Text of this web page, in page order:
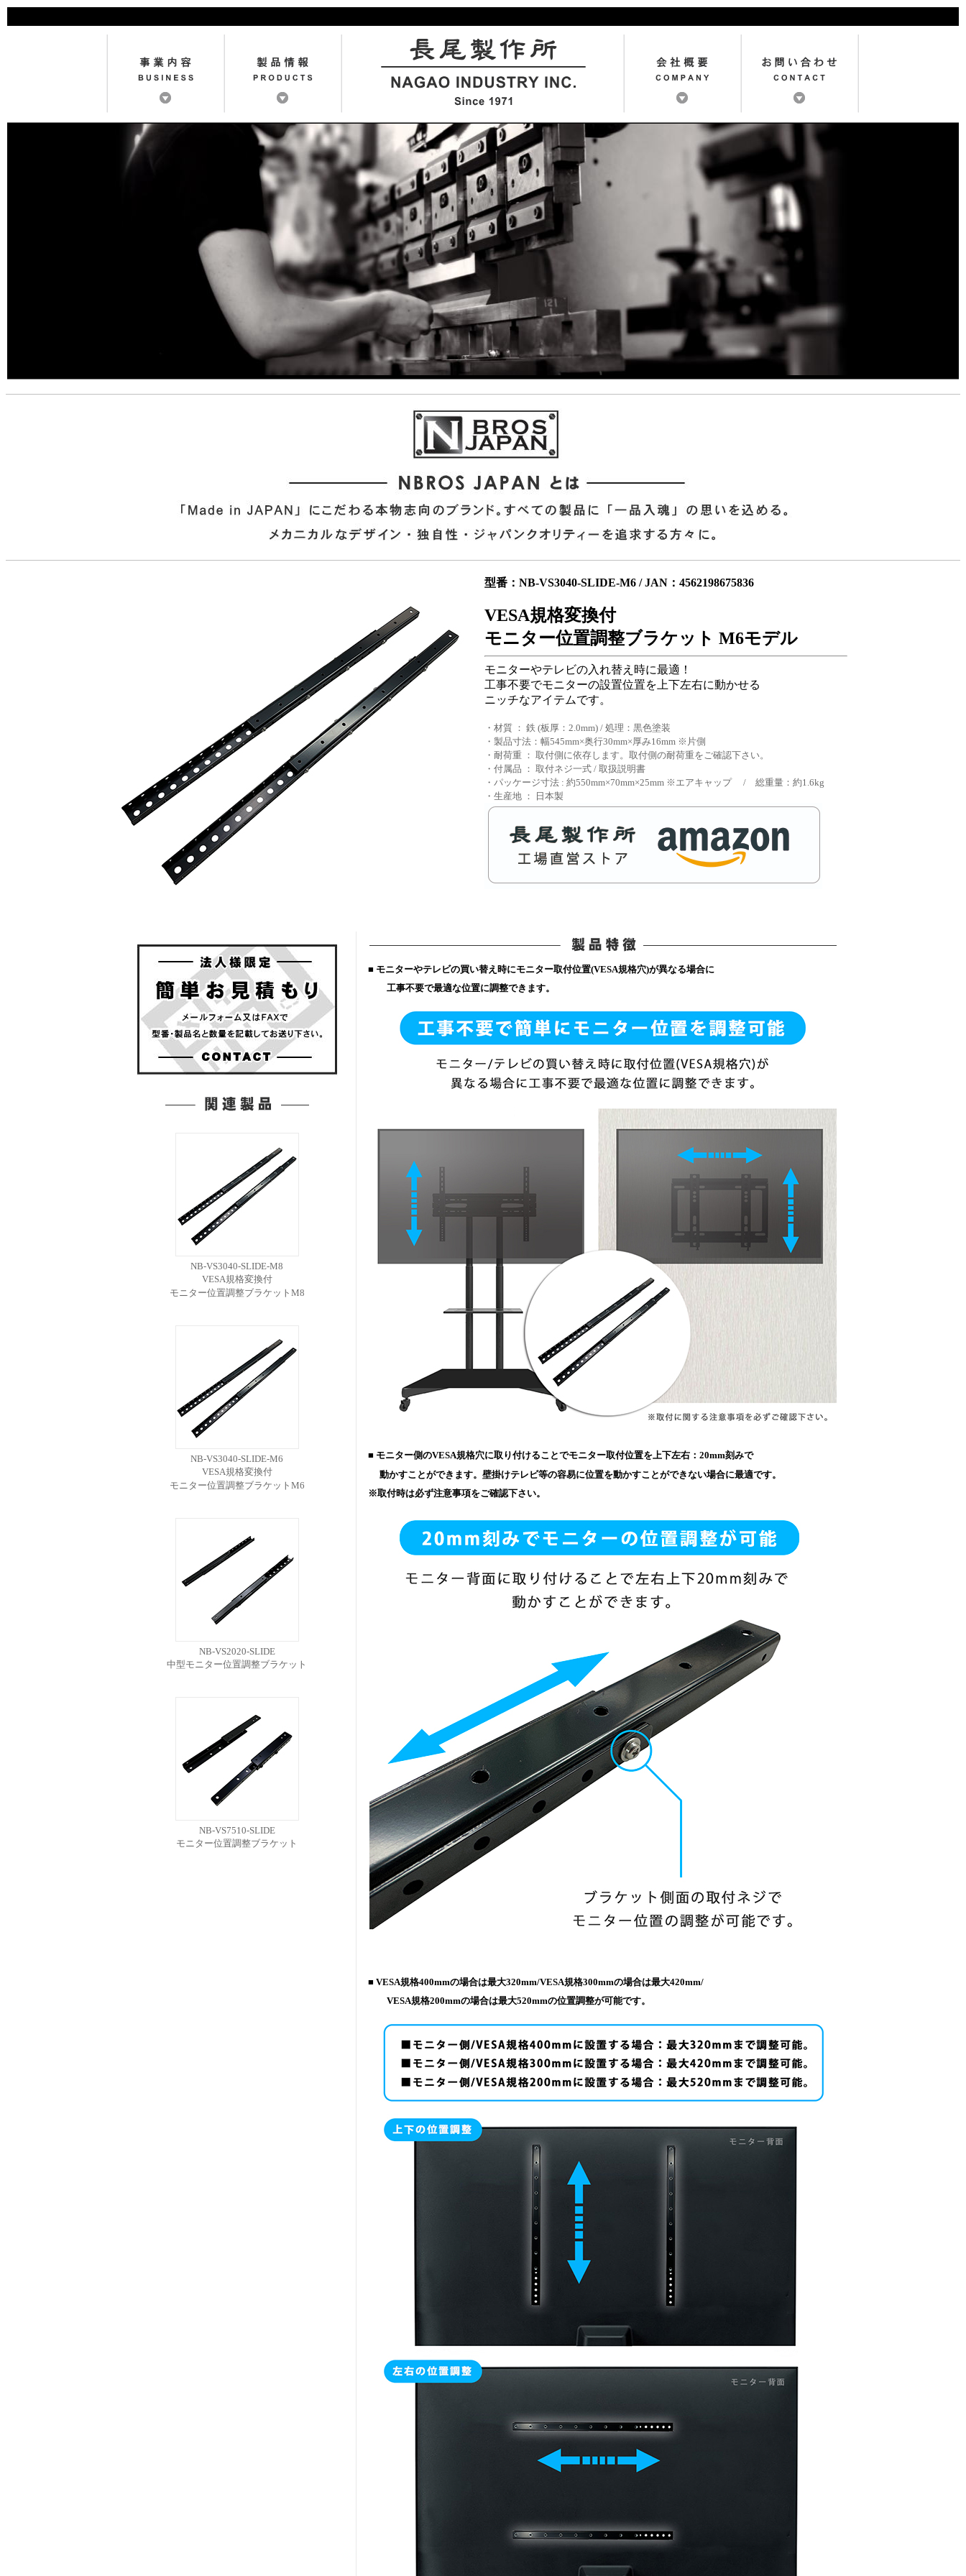
型番：NB-VS3040-SLIDE-M6 / JAN：4562198675836
VESA規格変換付
モニター位置調整ブラケット M6モデル
モニターやテレビの入れ替え時に最適！
工事不要でモニターの設置位置を上下左右に動かせる
ニッチなアイテムです。
・材質 ： 鉄 (板厚：2.0mm) / 処理：黒色塗装
・製品寸法：幅545mm×奥行30mm×厚み16mm ※片側
・耐荷重 ： 取付側に依存します。取付側の耐荷重をご確認下さい。
・付属品 ： 取付ネジ一式 / 取扱説明書
・パッケージ寸法 : 約550mm×70mm×25mm ※エアキャップ / 総重量：約1.6kg
・生産地 ： 日本製
NB-VS3040-SLIDE-M8
VESA規格変換付
モニター位置調整ブラケットM8
NB-VS3040-SLIDE-M6
VESA規格変換付
モニター位置調整ブラケットM6
NB-VS2020-SLIDE
中型モニター位置調整ブラケット
NB-VS7510-SLIDE
モニター位置調整ブラケット
■ モニターやテレビの買い替え時にモニター取付位置(VESA規格穴)が異なる場合に
工事不要で最適な位置に調整できます。
■ モニター側のVESA規格穴に取り付けることでモニター取付位置を上下左右：20mm刻みで
動かすことができます。壁掛けテレビ等の容易に位置を動かすことができない場合に最適です。
※取付時は必ず注意事項をご確認下さい。
■ VESA規格400mmの場合は最大320mm/VESA規格300mmの場合は最大420mm/
VESA規格200mmの場合は最大520mmの位置調整が可能です。